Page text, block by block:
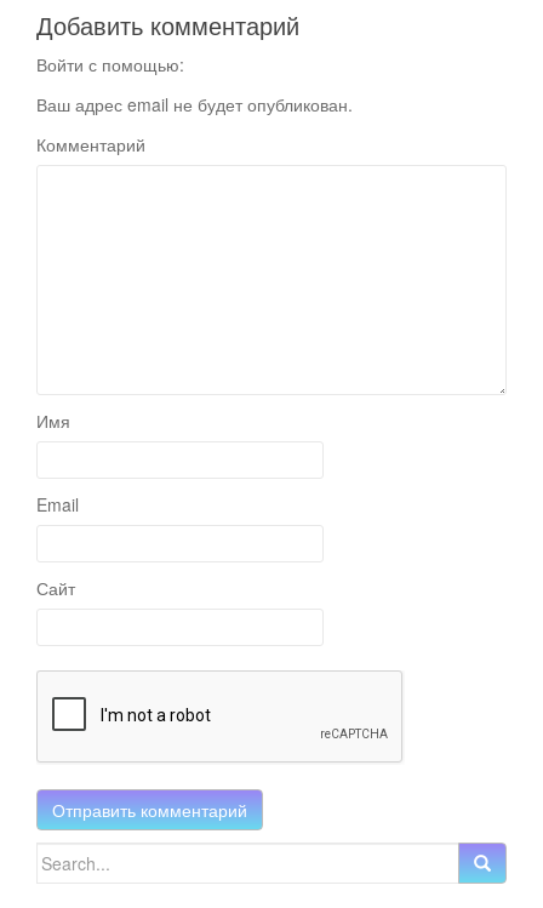
Добавить комментарий
Войти с помощью:
Ваш адрес email не будет опубликован.
Комментарий
Имя
Email
Сайт
Search for: